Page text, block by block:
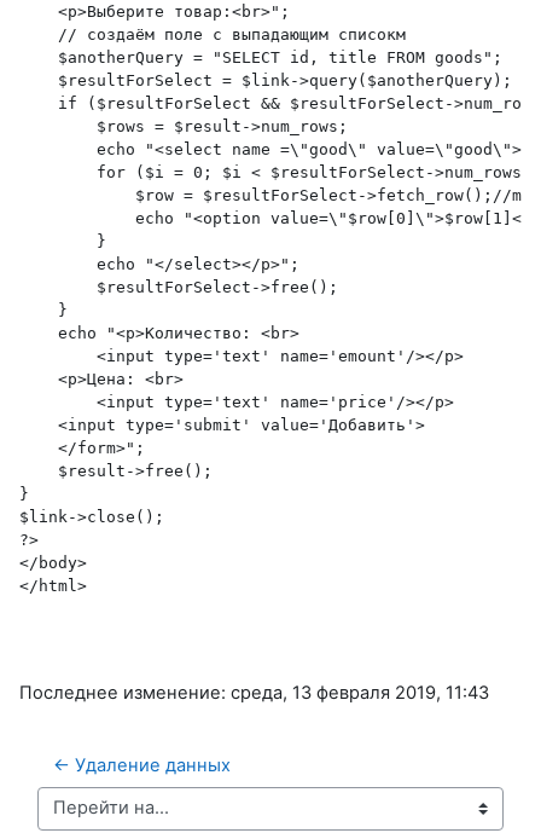
    <p>Выберите товар:<br>";
    // создаём поле с выпадающим списокм
    $anotherQuery = "SELECT id, title FROM goods";
    $resultForSelect = $link->query($anotherQuery);
if ($resultForSelect && $resultForSelect-
        $rows = $result->num_rows;
        echo "<select name =\"good\" value=\"good\">";
for ($i = 0; $i < $resultForSelect->num_rows;
$row = $resultForSelect->fetch_row();//
echo "<option value=\"$row[0]\">$row[1]</
        }
        echo "</select></p>";
        $resultForSelect->free();
    }
    echo "<p>Количество: <br>
        <input type='text' name='emount'/></p>
    <p>Цена: <br>
        <input type='text' name='price'/></p>
    <input type='submit' value='Добавить'>
    </form>";
    $result->free();
}
$link->close();
?>
</body>
</html>
Последнее изменение: среда, 13 февраля 2019, 11:43
← Удаление данных
Перейти на...